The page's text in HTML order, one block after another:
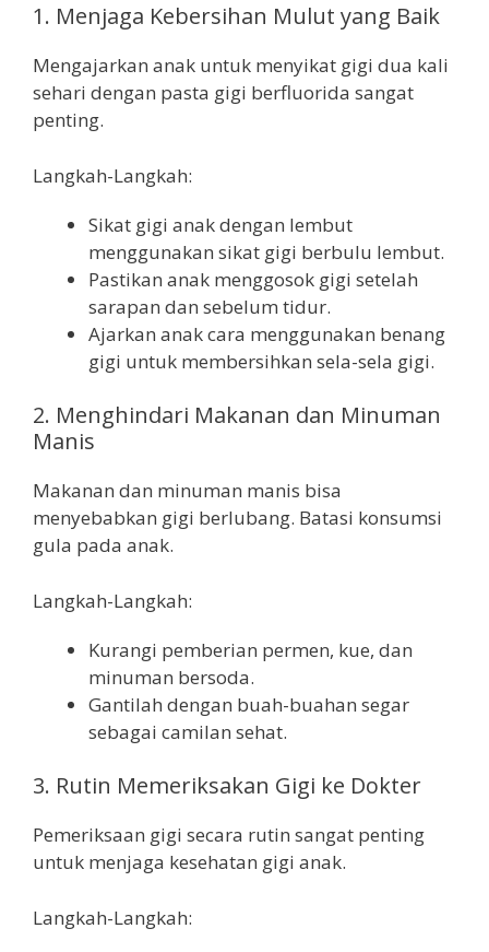
1. Menjaga Kebersihan Mulut yang Baik
Mengajarkan anak untuk menyikat gigi dua kali
sehari dengan pasta gigi berfluorida sangat
penting.
Langkah-Langkah:
Sikat gigi anak dengan lembut
menggunakan sikat gigi berbulu lembut.
Pastikan anak menggosok gigi setelah
sarapan dan sebelum tidur.
Ajarkan anak cara menggunakan benang
gigi untuk membersihkan sela-sela gigi.
2. Menghindari Makanan dan Minuman
Manis
Makanan dan minuman manis bisa
menyebabkan gigi berlubang. Batasi konsumsi
gula pada anak.
Langkah-Langkah:
Kurangi pemberian permen, kue, dan
minuman bersoda.
Gantilah dengan buah-buahan segar
sebagai camilan sehat.
3. Rutin Memeriksakan Gigi ke Dokter
Pemeriksaan gigi secara rutin sangat penting
untuk menjaga kesehatan gigi anak.
Langkah-Langkah: